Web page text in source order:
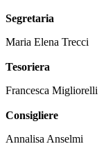
Segretaria
Maria Elena Trecci
Tesoriera
Francesca Migliorelli
Consigliere
Annalisa Anselmi